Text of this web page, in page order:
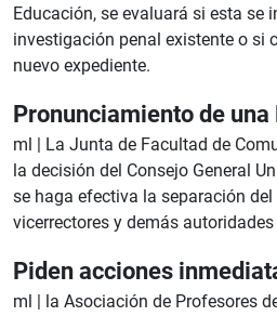
Educación, se evaluará si esta se
investigación penal existente o si
nuevo expediente.
Pronunciamiento de una
ml |
La Junta de Facultad de
la decisión del Consejo General
se haga efectiva la separación
vicerrectores y demás
Piden acciones
ml |
la Asociación de Profesores